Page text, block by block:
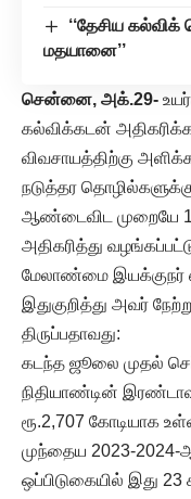
‘‘தேசிய
மதயானை’’
சென்னை, அக்.29-
கல்விக்கடன்
விவசாயத்திற்கு
நடுத்தர
ஆண்டைவிட முறையே
அதிகரித்து
மேலாண்மை இயக்குநர்
இதுகுறித்து அவர்
திருப்பதாவது:
கடந்த ஜூலை முதல்
நிதியாண்டின்
ரூ.2,707 கோடியாக
முந்தைய 2023-
ஒப்பிடுகையில் இது